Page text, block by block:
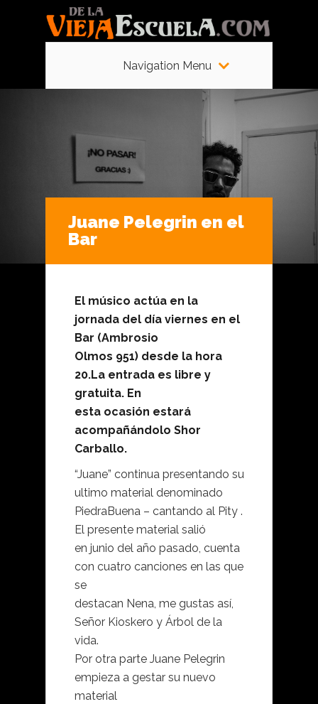
Navigation Menu
Juane Pelegrin en el
Bar
El músico actúa en la
jornada del día viernes en el
Bar (Ambrosio
Olmos 951) desde la hora
20.La entrada es libre y
gratuita. En
esta ocasión estará
acompañándolo Shor
Carballo.
“Juane” continua presentando su
ultimo material denominado
PiedraBuena – cantando al Pity .
El presente material salió
en junio del año pasado, cuenta
con cuatro canciones en las que
se
destacan Nena, me gustas así,
Señor Kioskero y Árbol de la
vida.
Por otra parte Juane Pelegrin
empieza a gestar su nuevo
material